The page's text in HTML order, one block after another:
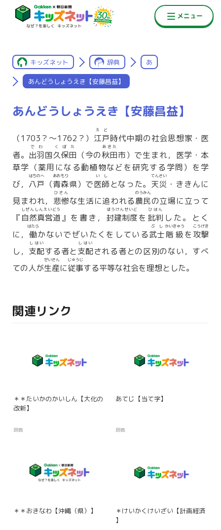
キッズネット 辞典 あ
あんどうしょうえき【安藤昌益】
あんどうしょうえき【安藤昌益】
（1703？〜1762？） 江戸
えど
時代中期の社会思想家・医
者。 出羽
でわ
国久保田
くぼた
（今の秋田
あきた
市）で生まれ，医学・本
草学（薬用になる動植物などを研究する学問）を学
び， 八戸
はちのへ
（青森
あおもり
県）で医師
いし
となった。 天災
てんさい
・ききんに
見まわれ， 悲惨
ひさん
な生活に追われる農民
のうみん
の立場に立って
『 自然真営道
しぜんしんえいどう
』を書き， 封建制度
ほうけんせいど
を 批判
ひはん
した。とく
に， 働
はたら
かないでぜいたくをしている武士
ぶし
階級
かいきゅう
を 攻撃
こうげき
し， 支配
しはい
する者と支配
しはい
される者との区別のない，すべ
ての人が生産
せいさん
に従事
じゅうじ
する平等な社会を理想とした。
関連リンク
＊＊たいかのかいしん【大化の
改新】
辞典
あてじ【当て字】
辞典
＊＊おきなわ【沖縄（県）】
＊けいかくけいざい【計画経済
】